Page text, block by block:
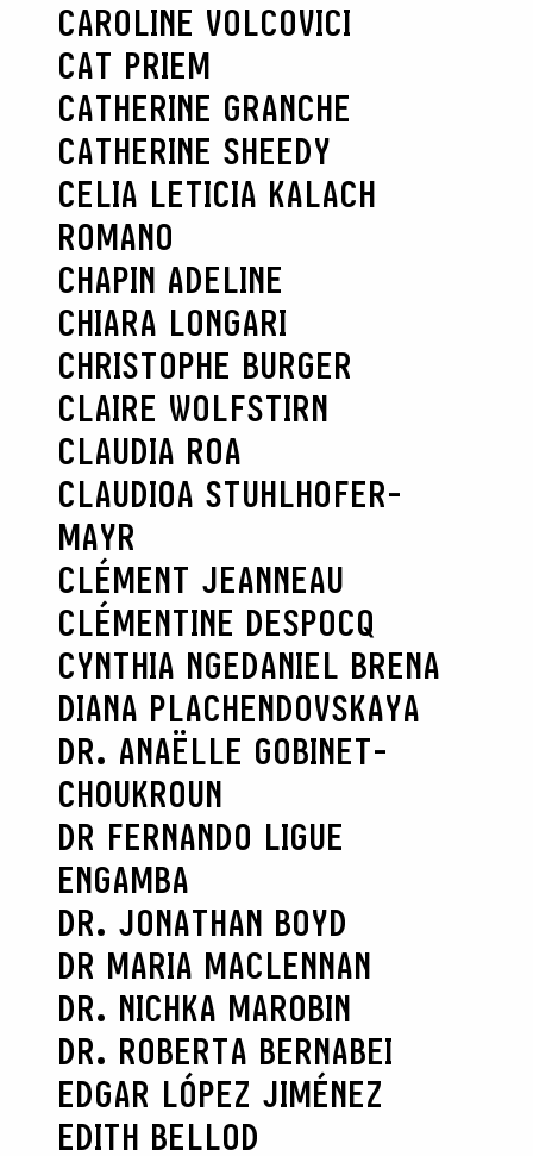
CAROLINE VOLCOVICI
CAT PRIEM
CATHERINE GRANCHE
CATHERINE SHEEDY
CELIA LETICIA KALACH
ROMANO
CHAPIN ADELINE
CHIARA LONGARI
CHRISTOPHE BURGER
CLAIRE WOLFSTIRN
CLAUDIA ROA
CLAUDIOA STUHLHOFER-
MAYR
CLÉMENT JEANNEAU
CLÉMENTINE DESPOCQ
CYNTHIA NGEDANIEL BRENA
DIANA PLACHENDOVSKAYA
DR. ANAËLLE GOBINET-
CHOUKROUN
DR FERNANDO LIGUE
ENGAMBA
DR. JONATHAN BOYD
DR MARIA MACLENNAN
DR. NICHKA MAROBIN
DR. ROBERTA BERNABEI
EDGAR LÓPEZ JIMÉNEZ
EDITH BELLOD